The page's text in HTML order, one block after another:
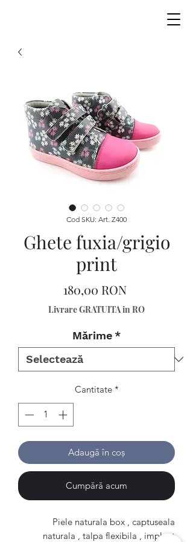
Cod SKU: Art. Z400
Ghete fuxia/grigio
print
180,00 RONPreț
Livrare GRATUITA in RO
Mărime *
Cantitate *
Adaugă în coș
Cumpără acum
Piele naturala box , captuseala
naturala , talpa flexibila , implant